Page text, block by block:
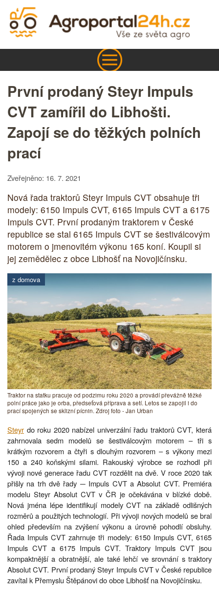
První prodaný Steyr Impuls
CVT zamířil do Libhošti.
Zapojí se do těžkých polních
prací
Zveřejněno: 16. 7. 2021
Nová řada traktorů Steyr Impuls CVT obsahuje tři
modely: 6150 Impuls CVT, 6165 Impuls CVT a 6175
Impuls CVT. První prodaným traktorem v České
republice se stal 6165 Impuls CVT se šestiválcovým
motorem o jmenovitém výkonu 165 koní. Koupil si
jej zemědělec z obce Libhošť na Novojičínsku.
z domova
Traktor na statku pracuje od podzimu roku 2020 a provádí převážně těžké
polní práce jako je orba, předseťová příprava a setí. Letos se zapojil i do
prací spojených se sklizní pícnin. Zdroj foto - Jan Urban
Steyr do roku 2020 nabízel univerzální řadu traktorů CVT, která
zahrnovala sedm modelů se šestiválcovým motorem – tři s
krátkým rozvorem a čtyři s dlouhým rozvorem – s výkony mezi
150 a 240 koňskými silami. Rakouský výrobce se rozhodl při
vývoji nové generace řadu CVT rozdělit na dvě. V roce 2020 tak
přišly na trh dvě řady ─ Impuls CVT a Absolut CVT. Premiéra
modelu Steyr Absolut CVT v ČR je očekávána v blízké době.
Nová jména lépe identifikují modely CVT na základě odlišných
rozměrů a použitých technologií. Při vývoji nových modelů se bral
ohled především na zvýšení výkonu a úrovně pohodlí obsluhy.
Řada Impuls CVT zahrnuje tři modely: 6150 Impuls CVT, 6165
Impuls CVT a 6175 Impuls CVT. Traktory Impuls CVT jsou
kompaktnější a obratnější, ale také lehčí ve srovnání s traktory
Absolut CVT. První prodaný Steyr Impuls CVT v České republice
zavítal k Přemyslu Štěpánovi do obce Libhošť na Novojičínsku.